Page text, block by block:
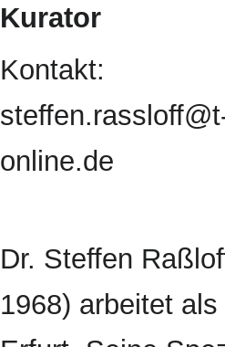
Kurator
Kontakt:
online.de
Dr. Steffen
1968) arbeitet